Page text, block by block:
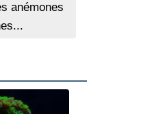
anémones